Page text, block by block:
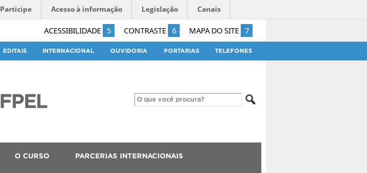
ACESSIBILIDADE 5 CONTRASTE 6 MAPA DO SITE 7
Participe Acesso à informação Legislação Canais
EDITAIS INTERNACIONAL OUVIDORIA PORTARIAS TELEFONES
O CURSO PARCERIAS INTERNACIONAIS